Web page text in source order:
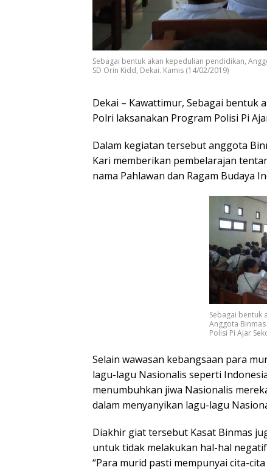
Sebagai bentuk akan kepedulian pendidikan,
SD Orin Kidd, Dekai. Kamis (14/02/2019)
Dekai – Kawattimur, Sebagai bentuk
Polri laksanakan Program Polisi Pi
Dalam kegiatan tersebut anggota
Kari memberikan pembelarajan
nama Pahlawan dan Ragam Budaya
Sebagai bentuk
Anggota
Polisi Pi Ajar
Selain wawasan kebangsaan para
lagu-lagu Nasionalis seperti
menumbuhkan jiwa Nasionalis
dalam menyanyikan lagu-lagu
Diakhir giat tersebut Kasat Binmas
untuk tidak melakukan hal-hal
“Para murid pasti mempunyai cita-